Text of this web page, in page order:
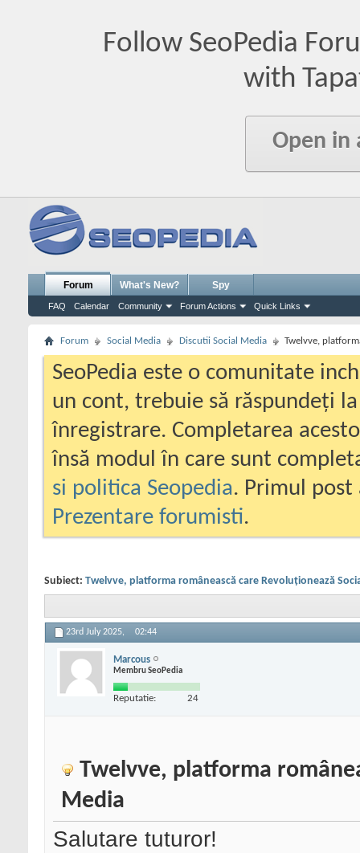
Follow SeoPedia
with
Open in
Forum
FAQ Calendar Community Forum Actions Quick Links
What's New? Spy
Forum Social Media Discutii Social Media Twelvve,
SeoPedia este o comunitate
un cont, trebuie să răspundeți
înregistrare. Completarea
însă modul în care sunt
si politica Seopedia. Primul
Prezentare forumisti.
Subiect: Twelvve, platforma românească care Revoluționează
23rd July 2025, 02:44
Marcous
Membru SeoPedia
Reputatie: 24
Twelvve, platforma
Media
Salutare tuturor!